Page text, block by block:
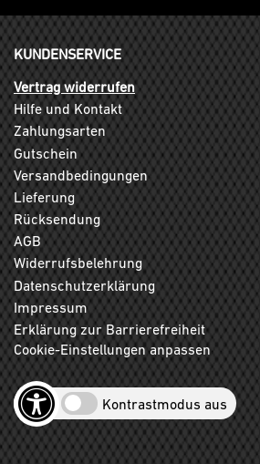
KUNDENSERVICE
Vertrag widerrufen
Hilfe und Kontakt
Zahlungsarten
Gutschein
Versandbedingungen
Lieferung
Rücksendung
AGB
Widerrufsbelehrung
Datenschutzerklärung
Impressum
Erklärung zur Barrierefreiheit
Cookie-Einstellungen anpassen
Kontrastmodus aus